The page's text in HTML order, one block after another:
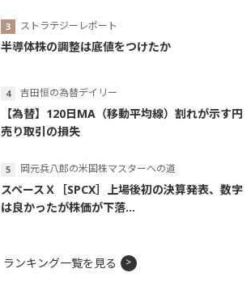
ストラテジーレポート
半導体株の調整は底値をつけたか
吉田恒の為替デイリー
【為替】120日MA（移動平均線）割れが示す円
売り取引の損失
岡元兵八郎の米国株マスターへの道
スペースＸ［SPCX］上場後初の決算発表、数字
は良かったが株価が下落...
ランキング一覧を見る